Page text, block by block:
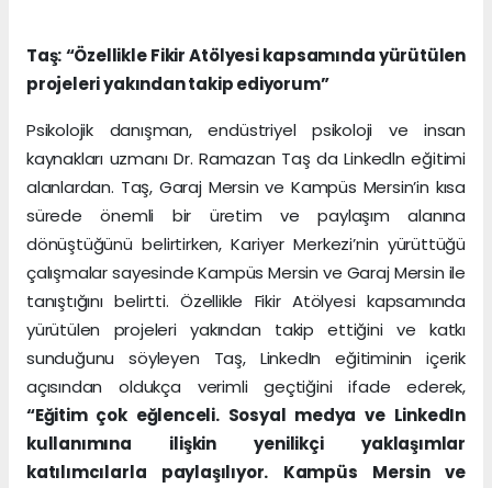
Taş: “Özellikle Fikir Atölyesi kapsamında yürütülen
projeleri yakından takip ediyorum”
Psikolojik danışman, endüstriyel psikoloji ve insan
kaynakları uzmanı Dr. Ramazan Taş da Linkedln eğitimi
alanlardan. Taş, Garaj Mersin ve Kampüs Mersin’in kısa
sürede önemli bir üretim ve paylaşım alanına
dönüştüğünü belirtirken, Kariyer Merkezi’nin yürüttüğü
çalışmalar sayesinde Kampüs Mersin ve Garaj Mersin ile
tanıştığını belirtti. Özellikle Fikir Atölyesi kapsamında
yürütülen projeleri yakından takip ettiğini ve katkı
sunduğunu söyleyen Taş, LinkedIn eğitiminin içerik
açısından oldukça verimli geçtiğini ifade ederek,
“Eğitim çok eğlenceli. Sosyal medya ve LinkedIn
kullanımına ilişkin yenilikçi yaklaşımlar
katılımcılarla paylaşılıyor. Kampüs Mersin ve